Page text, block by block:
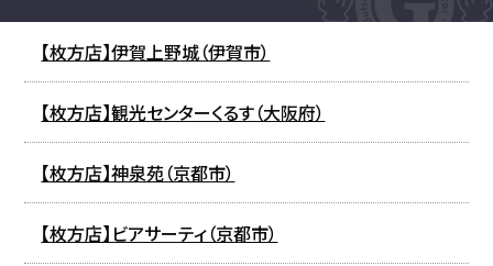
【枚方店】伊賀上野城（伊賀市）
【枚方店】観光センターくるす（大阪府）
【枚方店】神泉苑（京都市）
【枚方店】ビアサーティ（京都市）